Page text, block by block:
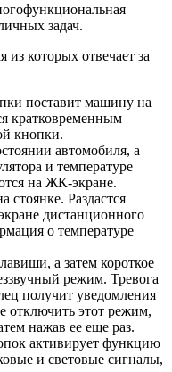
задач.
которых отвечает за
поставит машину на
кратковременным
кнопки.
автомобиля, а
и температуре
на ЖК-экране.
Раздастся
дистанционного
о температуре
а затем короткое
режим. Тревога
получит уведомления
отключить этот режим,
нажав ее еще раз.
активирует функцию
и световые сигналы,